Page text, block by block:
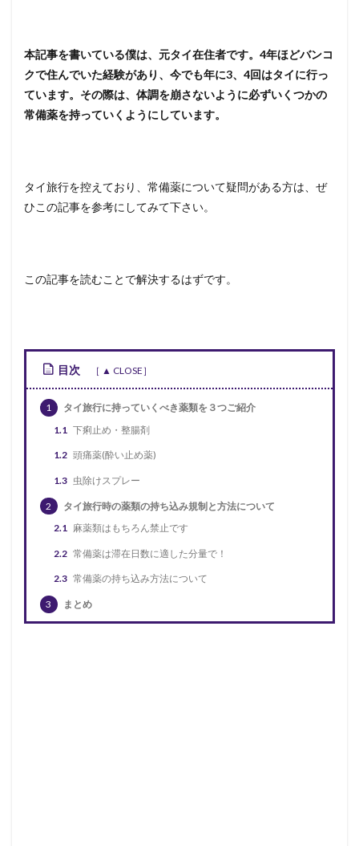
本記事を書いている僕は、元タイ在住者です。4年ほどバンコ
クで住んでいた経験があり、今でも年に3、4回はタイに行っ
ています。その際は、体調を崩さないように必ずいくつかの
常備薬を持っていくようにしています。
タイ旅行を控えており、常備薬について疑問がある方は、ぜ
ひこの記事を参考にしてみて下さい。
この記事を読むことで解決するはずです。
目次
1
タイ旅行に持っていくべき薬類を３つご紹介
1.1 下痢止め・整腸剤
1.2 頭痛薬(酔い止め薬)
1.3 虫除けスプレー
2
タイ旅行時の薬類の持ち込み規制と方法について
2.1 麻薬類はもちろん禁止です
2.2 常備薬は滞在日数に適した分量で！
2.3 常備薬の持ち込み方法について
3 まとめ